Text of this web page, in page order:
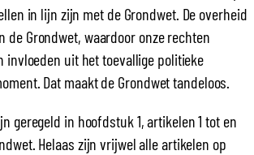
in lijn zijn met de Grondwet. De overheid
de Grondwet, waardoor onze rechten
invloeden uit het toevallige politieke
Dat maakt de Grondwet tandeloos.
geregeld in hoofdstuk 1, artikelen 1 tot en
Helaas zijn vrijwel alle artikelen op